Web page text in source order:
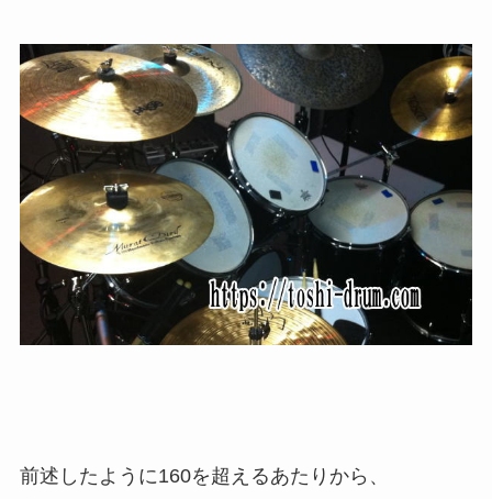
前述したように160を超えるあたりから、